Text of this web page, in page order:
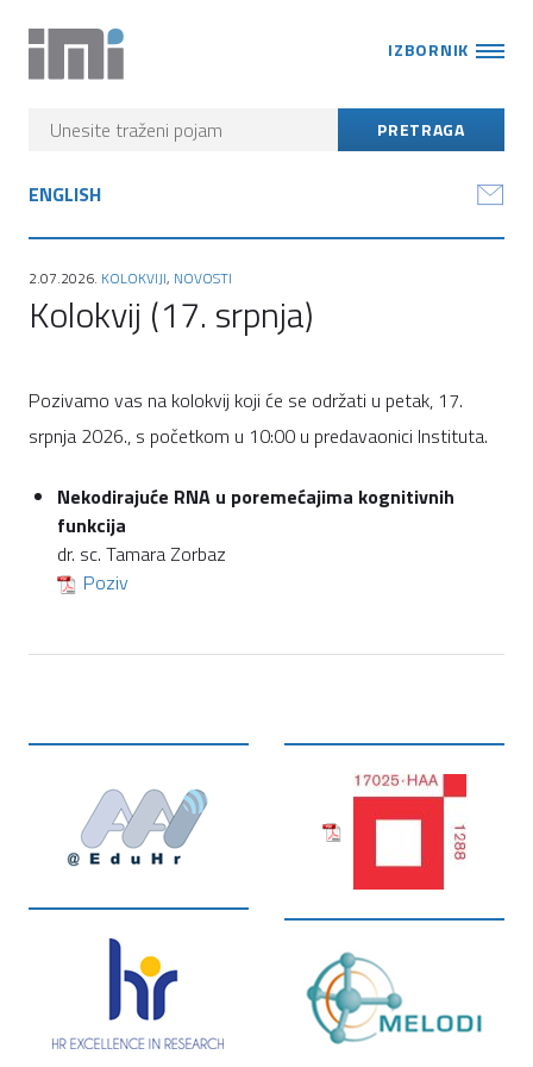
IZBORNIK
ENGLISH
2.07.2026. KOLOKVIJI, NOVOSTI
Kolokvij (17. srpnja)
Pozivamo vas na kolokvij koji će se održati u petak, 17.
srpnja 2026., s početkom u 10:00 u predavaonici Instituta.
Nekodirajuće RNA u poremećajima kognitivnih
funkcija
dr. sc. Tamara Zorbaz
Poziv